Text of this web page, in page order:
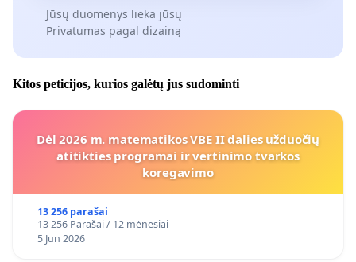
Jūsų duomenys lieka jūsų
Privatumas pagal dizainą
Kitos peticijos, kurios galėtų jus sudominti
Dėl 2026 m. matematikos VBE II dalies užduočių
atitikties programai ir vertinimo tvarkos
koregavimo
13 256 parašai
13 256 Parašai / 12 mėnesiai
5 Jun 2026